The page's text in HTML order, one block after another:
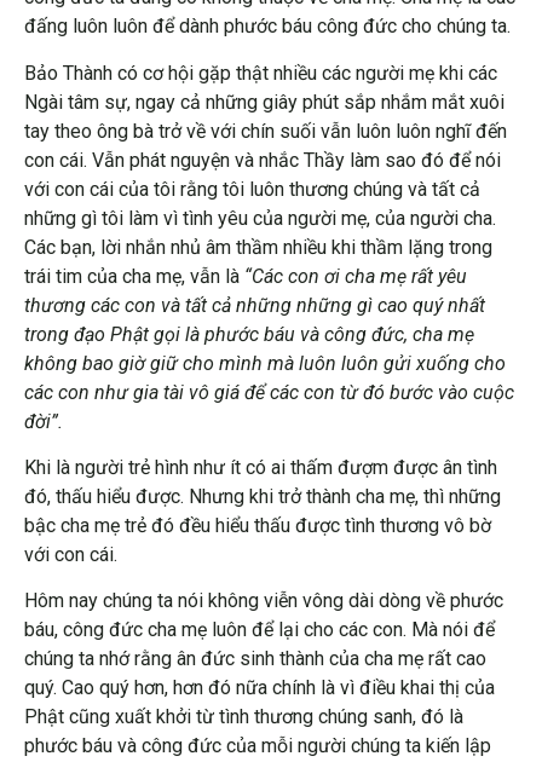
đấng luôn luôn để dành phước báu công đức cho chúng ta.
Bảo Thành có cơ hội gặp thật nhiều các người mẹ khi các
Ngài tâm sự, ngay cả những giây phút sắp nhắm mắt xuôi
tay theo ông bà trở về với chín suối vẫn luôn luôn nghĩ đến
con cái. Vẫn phát nguyện và nhắc Thầy làm sao đó để nói
với con cái của tôi rằng tôi luôn thương chúng và tất cả
những gì tôi làm vì tình yêu của người mẹ, của người cha.
Các bạn, lời nhắn nhủ âm thầm nhiều khi thầm lặng trong
trái tim của cha mẹ, vẫn là “Các con ơi cha mẹ rất yêu
thương các con và tất cả những những gì cao quý nhất
trong đạo Phật gọi là phước báu và công đức, cha mẹ
không bao giờ giữ cho mình mà luôn luôn gửi xuống cho
các con như gia tài vô giá để các con từ đó bước vào cuộc
đời”.
Khi là người trẻ hình như ít có ai thấm đượm được ân tình
đó, thấu hiểu được. Nhưng khi trở thành cha mẹ, thì những
bậc cha mẹ trẻ đó đều hiểu thấu được tình thương vô bờ
với con cái.
Hôm nay chúng ta nói không viễn vông dài dòng về phước
báu, công đức cha mẹ luôn để lại cho các con. Mà nói để
chúng ta nhớ rằng ân đức sinh thành của cha mẹ rất cao
quý. Cao quý hơn, hơn đó nữa chính là vì điều khai thị của
Phật cũng xuất khởi từ tình thương chúng sanh, đó là
phước báu và công đức của mỗi người chúng ta kiến lập